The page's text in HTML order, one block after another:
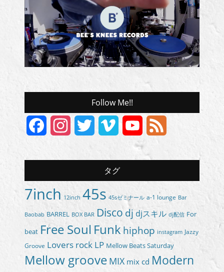
Follow Me!!
FacebookInstagram
Twitter Vimeo
YouTube
Channel
タグ
7inch 12inch 45s 45sゼミナール a-1 lounge Bar
Baobab BARREL BOX BAR Disco dj djスキル dj配信 For
beat Free Soul Funkhiphop instagram Jazzy
Groove Lovers rock LP Mellow Beats Saturday
Mellow groove MIX mix cd Modern